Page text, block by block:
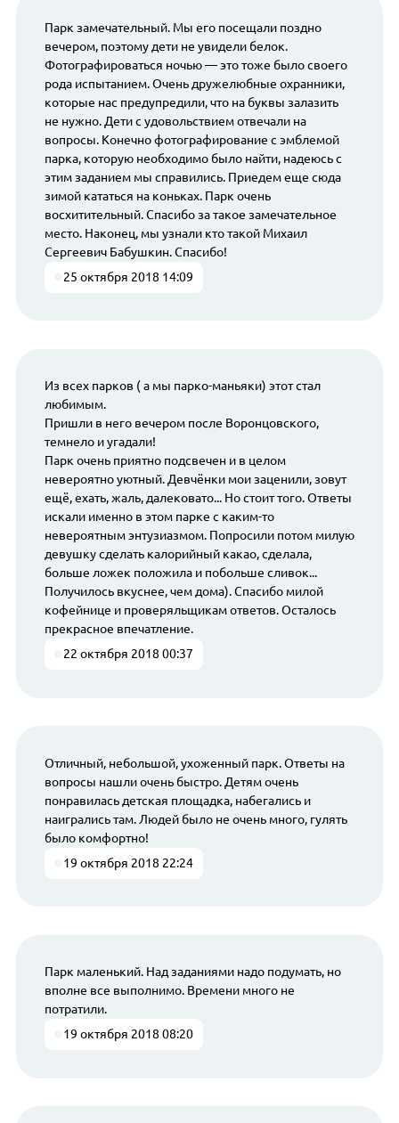
Парк замечательный. Мы его посещали поздно
вечером, поэтому дети не увидели белок.
Фотографироваться ночью — это тоже было своего
рода испытанием. Очень дружелюбные охранники,
которые нас предупредили, что на буквы залазить
не нужно. Дети с удовольствием отвечали на
вопросы. Конечно фотографирование с эмблемой
парка, которую необходимо было найти, надеюсь с
этим заданием мы справились. Приедем еще сюда
зимой кататься на коньках. Парк очень
восхитительный. Спасибо за такое замечательное
место. Наконец, мы узнали кто такой Михаил
Сергеевич Бабушкин. Спасибо!
25 октября 2018 14:09
Из всех парков ( а мы парко-маньяки) этот стал
любимым.
Пришли в него вечером после Воронцовского,
темнело и угадали!
Парк очень приятно подсвечен и в целом
невероятно уютный. Девчёнки мои заценили, зовут
ещё, ехать, жаль, далековато... Но стоит того. Ответы
искали именно в этом парке с каким-то
невероятным энтузиазмом. Попросили потом милую
девушку сделать калорийный какао, сделала,
больше ложек положила и побольше сливок...
Получилось вкуснее, чем дома). Спасибо милой
кофейнице и проверяльщикам ответов. Осталось
прекрасное впечатление.
22 октября 2018 00:37
Отличный, небольшой, ухоженный парк. Ответы на
вопросы нашли очень быстро. Детям очень
понравилась детская площадка, набегались и
наигрались там. Людей было не очень много, гулять
было комфортно!
19 октября 2018 22:24
Парк маленький. Над заданиями надо подумать, но
вполне все выполнимо. Времени много не
потратили.
19 октября 2018 08:20